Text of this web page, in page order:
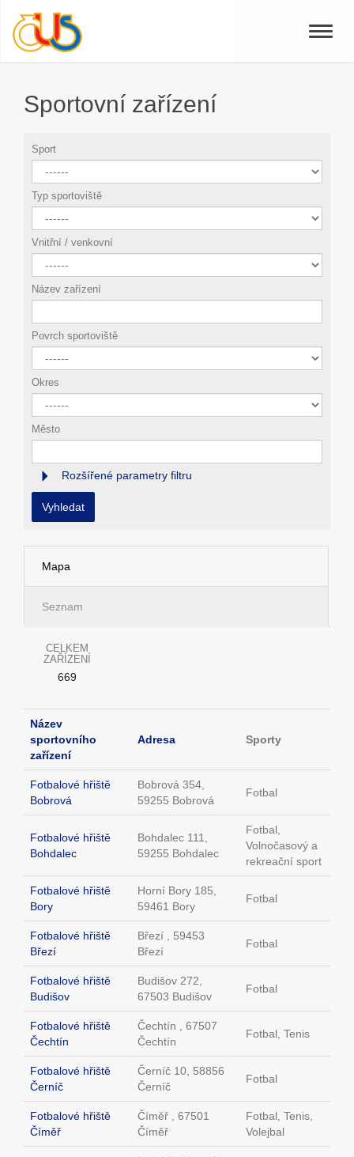
Toggle
Sportovní zařízení
Sport
Typ sportoviště
Vnitřní / venkovní
Název zařízení
Povrch sportoviště
Okres
Město
Rozšířené parametry filtru
Vyhledat
Mapa
Seznam
CELKEM
ZAŘÍZENÍ
669
Název
sportovního
zařízení
Adresa Sporty
Fotbalové hřiště
Bobrová
Bobrová 354,
59255 Bobrová
Fotbal
Fotbalové hřiště
Bohdalec
Bohdalec 111,
59255 Bohdalec
Fotbal,
Volnočasový a
rekreační sport
Fotbalové hřiště
Bory
Horní Bory 185,
59461 Bory
Fotbal
Fotbalové hřiště
Březí
Březí , 59453
Březí
Fotbal
Fotbalové hřiště
Budišov
Budišov 272,
67503 Budišov
Fotbal
Fotbalové hřiště
Čechtín
Čechtín , 67507
Čechtín
Fotbal, Tenis
Fotbalové hřiště
Černíč
Černíč 10, 58856
Černíč
Fotbal
Fotbalové hřiště
Číměř
Číměř , 67501
Číměř
Fotbal, Tenis,
Volejbal